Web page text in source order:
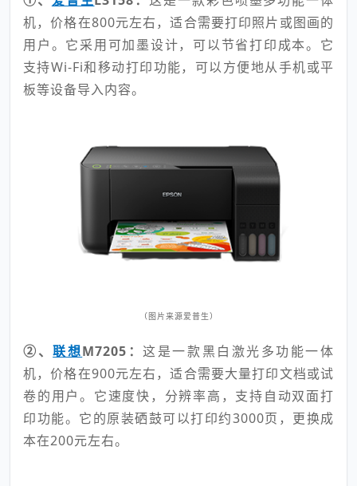
机，价格在800元左右，适合需要打印照片或图画的
用户。它采用可加墨设计，可以节省打印成本。它
支持Wi-Fi和移动打印功能，可以方便地从手机或平
板等设备导入内容。
（图片来源爱普生）
②、联想M7205：这是一款黑白激光多功能一体
机，价格在900元左右，适合需要大量打印文档或试
卷的用户。它速度快，分辨率高，支持自动双面打
印功能。它的原装硒鼓可以打印约3000页，更换成
本在200元左右。